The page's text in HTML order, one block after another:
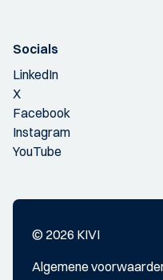
Socials
LinkedIn
X
Facebook
Instagram
YouTube
© 2026 KIVI
Algemene